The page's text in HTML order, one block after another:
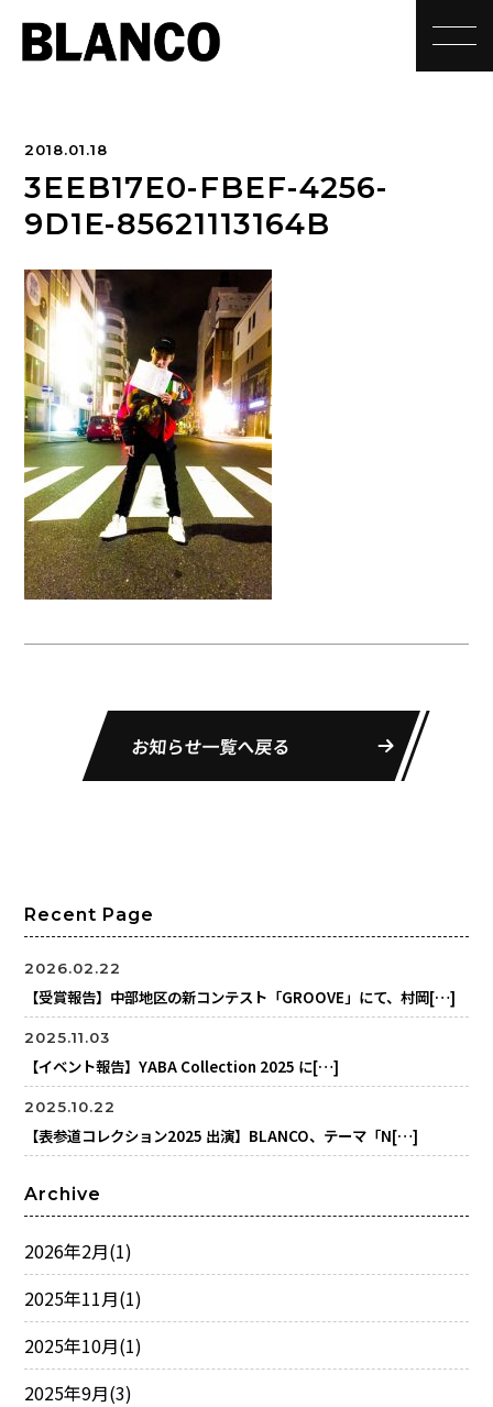
2018.01.18
3EEB17E0-FBEF-4256-
9D1E-85621113164B
お知らせ一覧へ戻る
Recent Page
2026.02.22
【受賞報告】中部地区の新コンテスト「GROOVE」にて、村岡[…]
2025.11.03
【イベント報告】YABA Collection 2025 に[…]
2025.10.22
【表参道コレクション2025 出演】BLANCO、テーマ「N[…]
Archive
2026年2月(1)
2025年11月(1)
2025年10月(1)
2025年9月(3)